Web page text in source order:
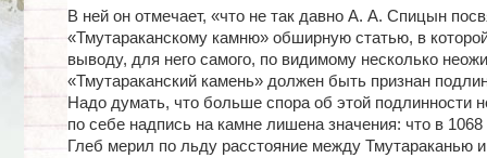
В ней он отмечает, «что не так давно А. А. Спицын
«Тмутараканскому камню» обширную статью, в
выводу, для него самого, по видимому несколько
«Тмутараканский камень» должен быть признан
Надо думать, что больше спора об этой подлинности
по себе надпись на камне лишена значения: что в 1068
Глеб мерил по льду расстояние между Тмутараканью